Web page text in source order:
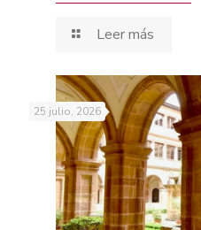
Leer más
25 julio, 2026